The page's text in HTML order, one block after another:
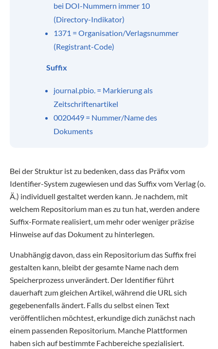
bei DOI-Nummern immer 10
(Directory-Indikator)
1371 = Organisation/Verlagsnummer
(Registrant-Code)
Suffix
journal.pbio. = Markierung als
Zeitschriftenartikel
0020449 = Nummer/Name des
Dokuments
Bei der Struktur ist zu bedenken, dass das Präfix vom
Identifier-System zugewiesen und das Suffix vom Verlag (o.
Ä.) individuell gestaltet werden kann. Je nachdem, mit
welchem Repositorium man es zu tun hat, werden andere
Suffix-Formate realisiert, um mehr oder weniger präzise
Hinweise auf das Dokument zu hinterlegen.
Unabhängig davon, dass ein Repositorium das Suffix frei
gestalten kann, bleibt der gesamte Name nach dem
Speicherprozess unverändert. Der Identifier führt
dauerhaft zum gleichen Artikel, während die URL sich
gegebenenfalls ändert. Falls du selbst einen Text
veröffentlichen möchtest, erkundige dich zunächst nach
einem passenden Repositorium. Manche Plattformen
haben sich auf bestimmte Fachbereiche spezialisiert.